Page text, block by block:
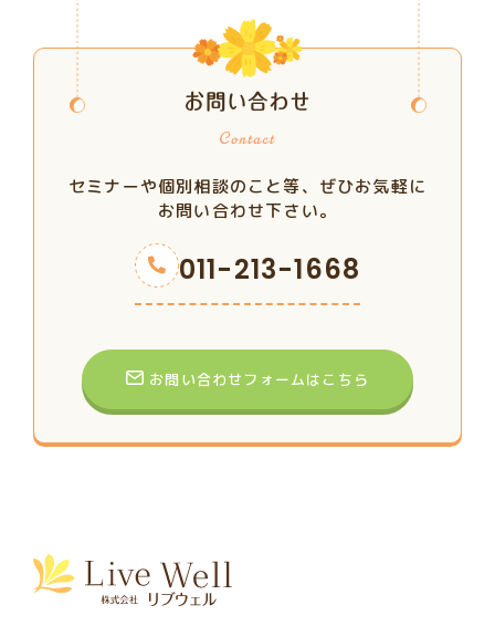
お問い合わせ
セミナーや個別相談のこと等、ぜひお気軽に
お問い合わせ下さい。
011-213-1668
お問い合わせフォームはこちら